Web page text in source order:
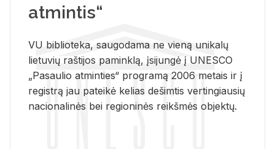
atmintis“
VU biblioteka, saugodama ne vieną unikalų
lietuvių raštijos paminklą, įsijungė į UNESCO
„Pasaulio atminties“ programą 2006 metais ir į
registrą jau pateikė kelias dešimtis vertingiausių
nacionalinės bei regioninės reikšmės objektų.